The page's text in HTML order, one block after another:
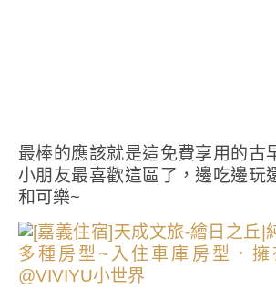
最棒的應該就是這免費享用的古
小朋友最喜歡這區了，邊吃邊玩
和可樂~